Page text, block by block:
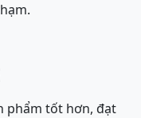
phẩm tốt hơn, đạt